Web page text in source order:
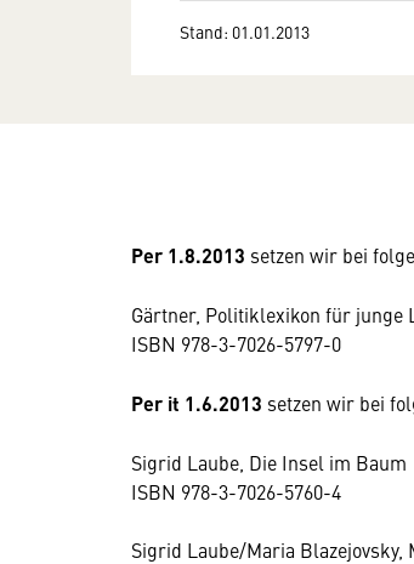
Stand: 01.01.2013
Per 1.8.2013 setzen wir bei
Gärtner, Politiklexikon für junge
ISBN 978-3-7026-5797-0
Per it 1.6.2013 setzen wir bei
Sigrid Laube, Die Insel im Baum
ISBN 978-3-7026-5760-4
Sigrid Laube/Maria Blazejovsky,